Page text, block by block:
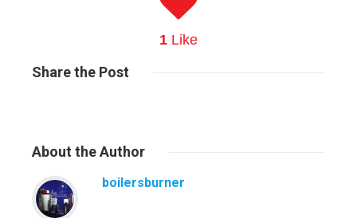
1 Like
Sharethe Post
About the Author
boilersburner